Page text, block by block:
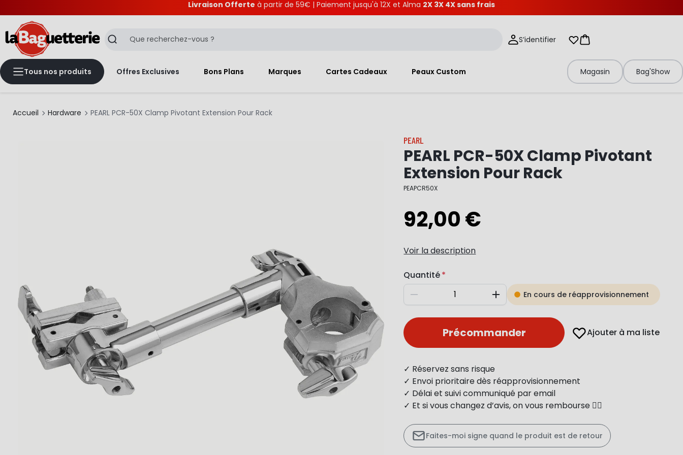
Livraison Offerte à partir de 59€ | Paiement jusqu'à 12X et Alma 2X 3X 4X sans frais
Recherche S’identifier Mes listes d'envies
Panier
Tous nos produits Offres Exclusives Bons Plans Marques Cartes Cadeaux Peaux Custom Magasin Bag'Show
Accueil Hardware PEARL PCR-50X Clamp Pivotant Extension Pour Rack
PEARL
PEARL PCR-50X Clamp Pivotant
Extension Pour Rack
PEAPCR50X
92,00 €
Voir la description
Quantité
Diminuer AugmenterEn cours de réapprovisionnement
Précommander Ajouter à ma liste
✓ Réservez sans risque
✓ Envoi prioritaire dès réapprovisionnement
✓ Délai et suivi communiqué par email
✓ Et si vous changez d’avis, on vous rembourse 👍🏻
Faites-moi signe quand le produit est de retour